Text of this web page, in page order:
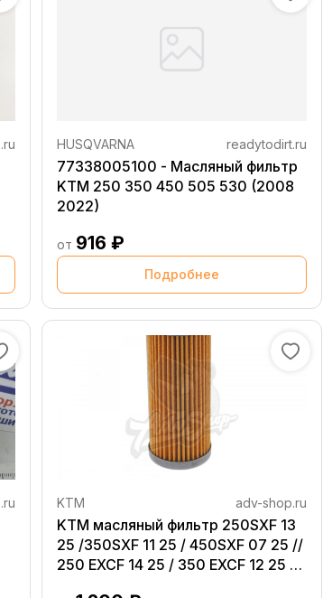
HUSQVARNA readytodirt.ru
77338005100 - Масляный фильтр
KTM 250 350 450 505 530 (2008
2022)
от 916 ₽
Подробнее
KTM adv-shop.ru
KTM масляный фильтр 250SXF 13
25 /350SXF 11 25 / 450SXF 07 25 //
250 EXCF 14 25 / 350 EXCF 12 25 /